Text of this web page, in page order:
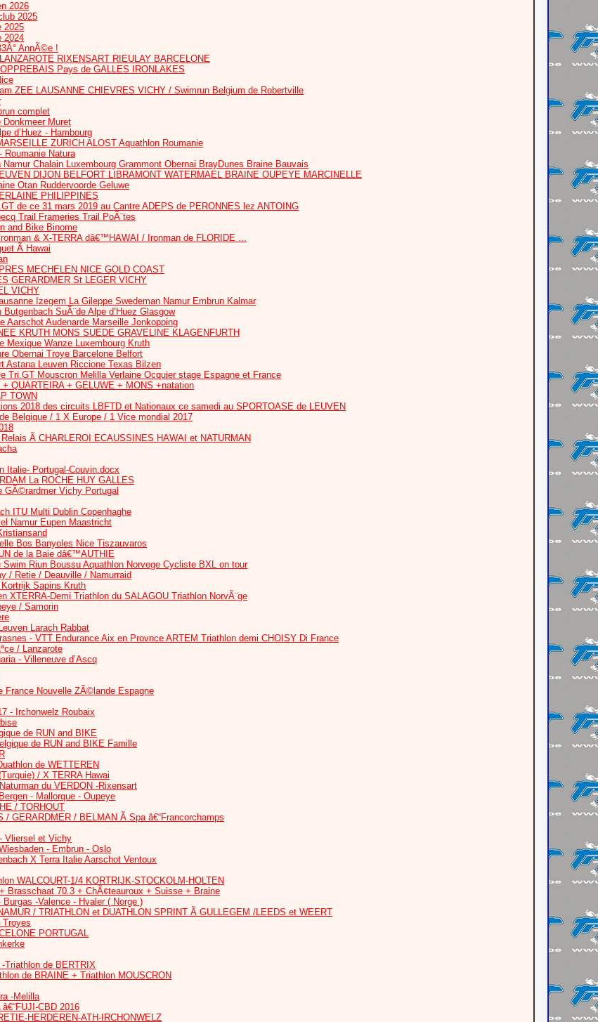
2026
2025
2025
2024
AnnÃ©e !
RIXENSART RIEULAY BARCELONE
Pays de GALLES IRONLAKES
ZEE LAUSANNE CHIEVRES VICHY / Swimrun Belgium de Robertville
complet
Donkmeer Muret
d’Huez - Hambourg
ZURICH ALOST Aquathlon Roumanie
Roumanie Natura
Chalain Luxembourg Grammont Obernai BrayDunes Braine Bauvais
DIJON BELFORT LIBRAMONT WATERMAEL BRAINE OUPEYE MARCINELLE
Otan Ruddervoorde Geluwe
PHILIPPINES
de ce 31 mars 2019 au Cantre ADEPS de PERONNES lez ANTOING
Trail Frameries Trail PoÃ¨tes
and Bike Binome
& X-TERRA dâ€™HAWAI / Ironman de FLORIDE ...
Ã Hawai
MECHELEN NICE GOLD COAST
GERARDMER St LEGER VICHY
VICHY
Izegem La Gileppe Swedeman Namur Embrun Kalmar
SuÃ¨de Alpe d’Huez Glasgow
Aarschot Audenarde Marseille Jonkopping
KRUTH MONS SUEDE GRAVELINE KLAGENFURTH
Mexique Wanze Luxembourg Kruth
Obernai Troye Barcelone Belfort
Astana Leuven Riccione Texas Bilzen
Mouscron Melilla Verlaine Ocquier stage Espagne et France
QUARTEIRA + GELUWE + MONS +natation
TOWN
2018 des circuits LBFTD et Nationaux ce samedi au SPORTOASE de LEUVEN
Belgique / 1 X Europe / 1 Vice mondial 2017
Ã CHARLEROI ECAUSSINES HAWAI et NATURMAN
Italie- Portugal-Couvin.docx
La ROCHE HUY GALLES
GÃ©rardmer Vichy Portugal
ITU Multi Dublin Copenhaghe
Namur Eupen Maastricht
Bos Banyoles Nice Tiszauvaros
de la Baie dâ€™AUTHIE
Riun Boussu Aquathlon Norvege Cycliste BXL on tour
/ Retie / Deauville / Namurraid
Sapins Kruth
XTERRA-Demi Triathlon du SALAGOU Triathlon NorvÃ¨ge
/ Samorin
Larach Rabbat
- VTT Endurance Aix en Provnce ARTEM Triathlon demi CHOISY Di France
/ Lanzarote
- Villeneuve d’Ascq
France Nouvelle ZÃ©lande Espagne
- Irchonwelz Roubaix
de RUN and BIKE
de RUN and BIKE Famille
de WETTEREN
/ X TERRA Hawai
du VERDON -Rixensart
- Mallorque - Oupeye
/ TORHOUT
/ GERARDMER / BELMAN Ã Spa â€“Francorchamps
Vliersel et Vichy
- Embrun - Oslo
X Terra Italie Aarschot Ventoux
WALCOURT-1/4 KORTRIJK-STOCKOLM-HOLTEN
Brasschaat 70.3 + ChÃ¢teauroux + Suisse + Braine
-Valence - Hvaler ( Norge )
/ TRIATHLON et DUATHLON SPRINT Ã GULLEGEM /LEEDS et WEERT
Troyes
PORTUGAL
Triathlon de BERTRIX
de BRAINE + Triathlon MOUSCRON
-Melilla
CBD 2016
HERDEREN-ATH-IRCHONWELZ